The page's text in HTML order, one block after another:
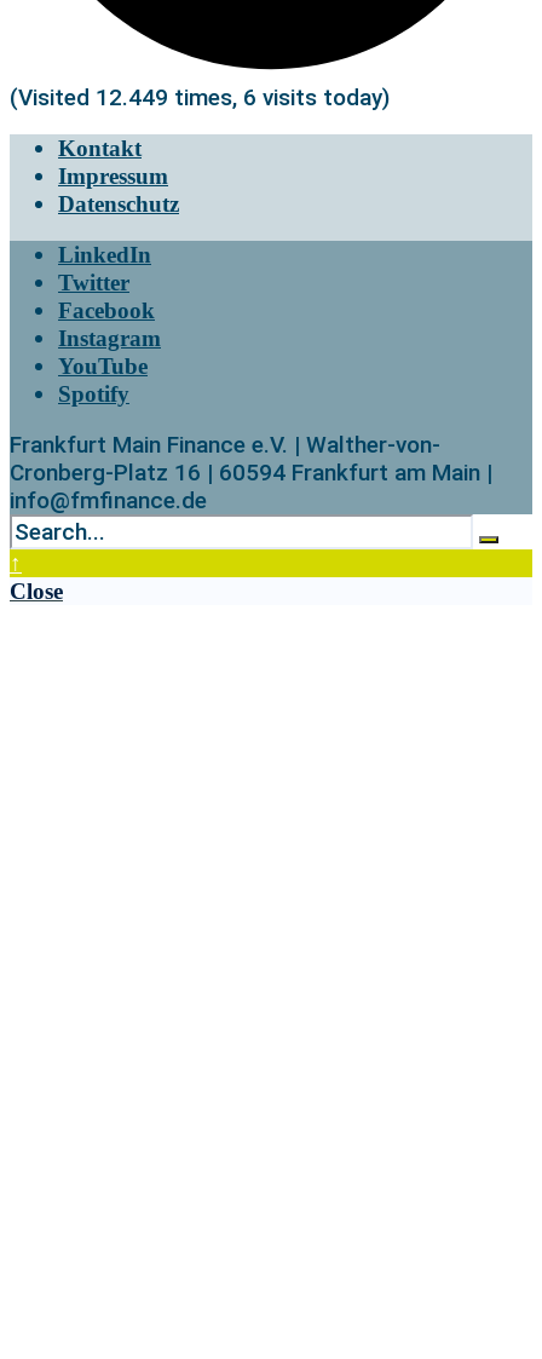
(Visited 12.449 times, 6 visits today)
Kontakt
Impressum
Datenschutz
LinkedIn
Twitter
Facebook
Instagram
YouTube
Spotify
Frankfurt Main Finance e.V. | Walther-von-
Cronberg-Platz 16 | 60594 Frankfurt am Main |
info@fmfinance.de
↑
Close